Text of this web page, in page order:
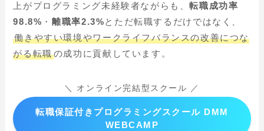
上がプログラミング未経験者ながらも、転職成功率
98.8% ・離職率2.3%とただ転職するだけではなく、
働きやすい環境やワークライフバランスの改善につな
がる転職の成功に貢献しています。
＼ オンライン完結型スクール ／
転職保証付きプログラミングスクール DMM
WEBCAMP